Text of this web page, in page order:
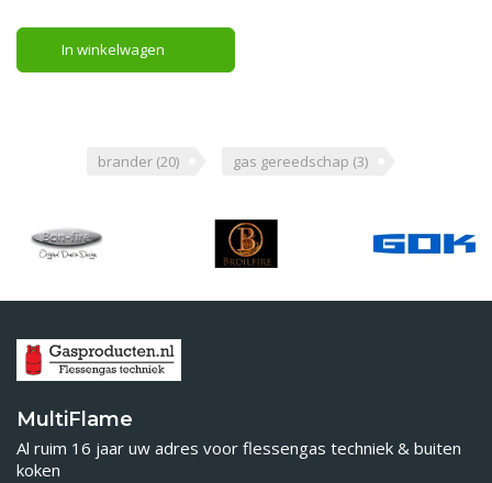
In winkelwagen
brander (20) gas gereedschap (3)
MultiFlame
Al ruim 16 jaar uw adres voor flessengas techniek & buiten
koken